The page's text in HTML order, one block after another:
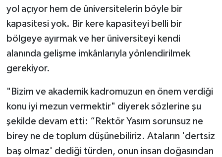
yol açıyor hem de üniversitelerin böyle bir
kapasitesi yok. Bir kere kapasiteyi belli bir
bölgeye ayırmak ve her üniversiteyi kendi
alanında gelişme imkânlarıyla yönlendirilmek
gerekiyor.
"Bizim ve akademik kadromuzun en önem verdiği
konu iyi mezun vermektir" diyerek sözlerine şu
şekilde devam etti: “Rektör Yasım sorunsuz ne
birey ne de toplum düşünebiliriz. Ataların 'dertsiz
baş olmaz' dediği türden, onun insan doğasından